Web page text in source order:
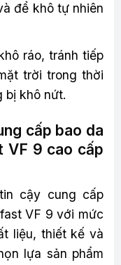
để khô tự nhiên
ráo, tránh tiếp
trời trong thời
bị khô nứt.
cấp bao da
VF 9 cao cấp
cậy cung cấp
VF 9 với mức
liệu, thiết kế và
lựa sản phẩm